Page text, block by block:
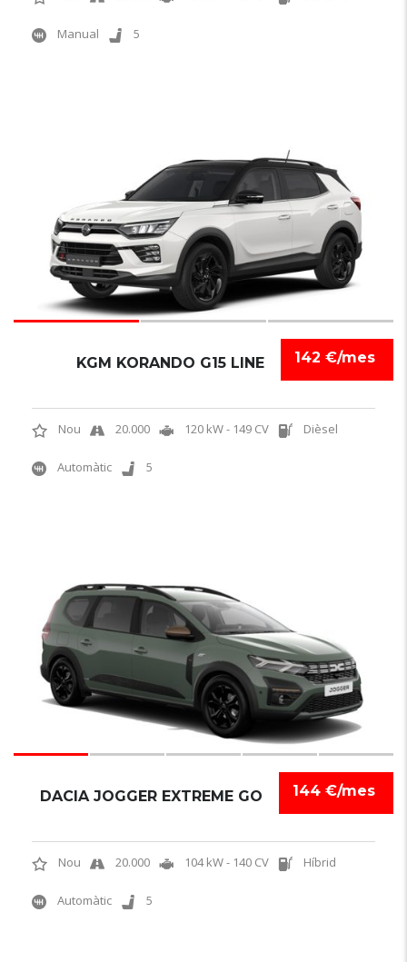
Manual 5
142 €/mes
KGM KORANDO G15 LINE
Nou 20.000 120 kW - 149 CV Dièsel
Automàtic 5
144 €/mes
DACIA JOGGER EXTREME GO
Nou 20.000 104 kW - 140 CV Híbrid
Automàtic 5